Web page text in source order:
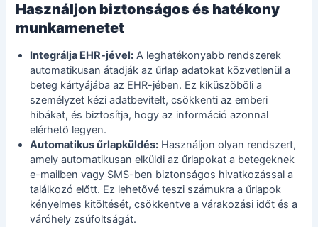
Használjon biztonságos és hatékony
munkamenetet
Integrálja EHR-jével: A leghatékonyabb rendszerek
automatikusan átadják az űrlap adatokat közvetlenül a
beteg kártyájába az EHR-jében. Ez kiküszöböli a
személyzet kézi adatbevitelt, csökkenti az emberi
hibákat, és biztosítja, hogy az információ azonnal
elérhető legyen.
Automatikus űrlapküldés: Használjon olyan rendszert,
amely automatikusan elküldi az űrlapokat a betegeknek
e-mailben vagy SMS-ben biztonságos hivatkozással a
találkozó előtt. Ez lehetővé teszi számukra a űrlapok
kényelmes kitöltését, csökkentve a várakozási időt és a
váróhely zsúfoltságát.